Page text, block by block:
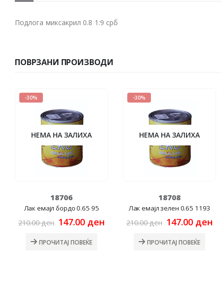
Подлога миксакрил 0.8 1:9 срб
ПОВРЗАНИ ПРОИЗВОДИ
-30%
НЕМА НА ЗАЛИХА
18706
Лак емајл бордо 0.65 95
210.00ден Original
was:
210.00 ден.
147.00 ден Current
147.00 ден.
ПРОЧИТАЈ ПОВЕЌЕ
-30%
НЕМА НА ЗАЛИХА
18708
Лак емајл зелен 0.65 1193
210.00ден Original
was:
210.00 ден.
147.00 ден
ПРОЧИТАЈ ПОВЕЌЕ